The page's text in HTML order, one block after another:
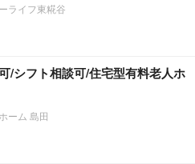
ライフ東糀谷
/シフト相談可/住宅型有料老人ホ
ーム 島田